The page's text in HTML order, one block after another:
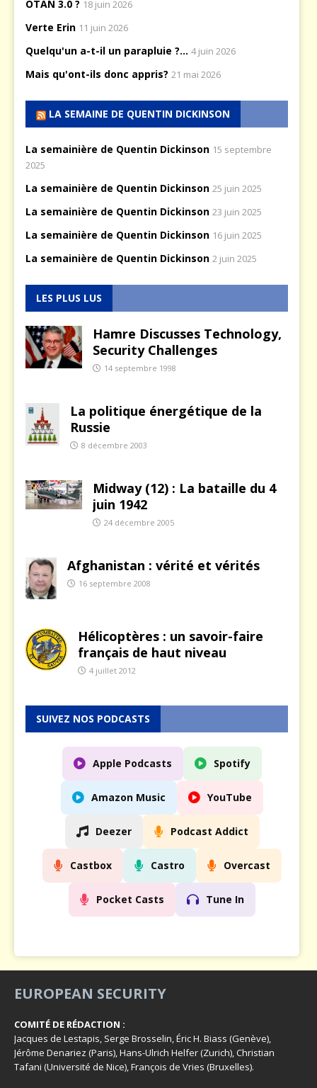
OTAN 3.0 ? 18 juin 2026
Verte Erin 11 juin 2026
Quelqu'un a-t-il un parapluie ?... 4 juin 2026
Mais qu'ont-ils donc appris? 21 mai 2026
LA SEMAINE DE QUENTIN DICKINSON
La semainière de Quentin Dickinson 15 septembre
2025
La semainière de Quentin Dickinson 25 juin 2025
La semainière de Quentin Dickinson 23 juin 2025
La semainière de Quentin Dickinson 16 juin 2025
La semainière de Quentin Dickinson 2 juin 2025
LES PLUS LUS
Hamre Discusses Technology,
Security Challenges
14 septembre 1998
La politique énergétique de la
Russie
8 décembre 2003
Midway (12) : La bataille du 4
juin 1942
24 décembre 2005
Afghanistan : vérité et vérités
16 septembre 2008
Hélicoptères : un savoir-faire
français de haut niveau
4 juillet 2012
SUIVEZ NOS PODCASTS
Apple Podcasts Spotify
Amazon Music YouTube
Deezer Podcast Addict
Castbox Castro Overcast
Pocket Casts Tune In
EUROPEAN SECURITY
COMITÉ DE RÉDACTION :
Jacques de Lestapis, Serge Brosselin, Éric H. Biass (Genève),
Jérôme Denariez (Paris), Hans-Ulrich Helfer (Zurich), Christian
Tafani (Université de Nice), François de Vries (Bruxelles).